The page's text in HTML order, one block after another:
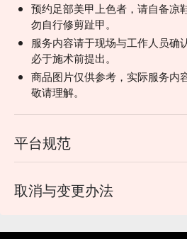
预约足部美甲上色者，请自备凉
勿自行修剪趾甲。
服务内容请于现场与工作人员确
必于施术前提出。
商品图片仅供参考，实际服务内
敬请理解。
平台规范
取消与变更办法